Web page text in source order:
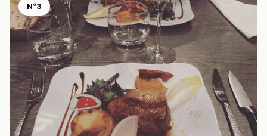
N°3